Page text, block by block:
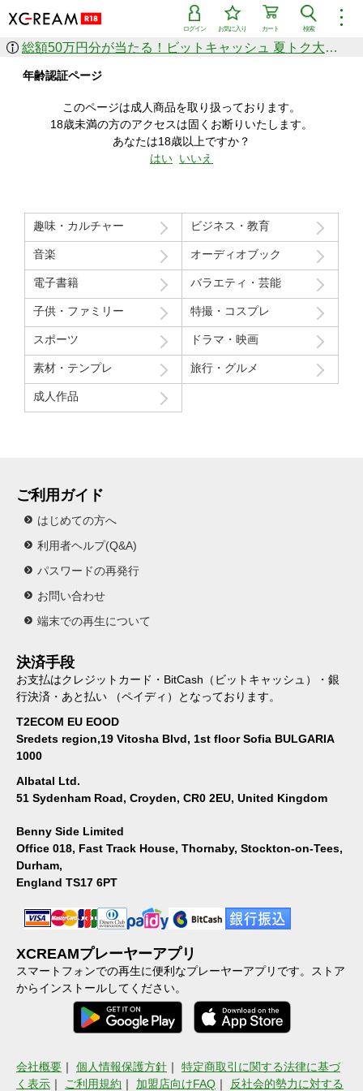
︙
検索
カート
お気に入り
ログイン
作品を探す
ジャンル
シリーズ
人気のセール中商品
新着セール中商品
すべての作品から探す
価格の安い順
価格の高い順
月間ランキング
年間ランキング
総額50万円分が当たる！ビットキャッシュ 夏トク大感謝祭
年齢認証ページ
このページは成人商品を取り扱っております。
18歳未満の方のアクセスは固くお断りいたします。
あなたは18歳以上ですか？
はい いいえ
趣味・カルチャー ビジネス・教育
音楽 オーディオブック
電子書籍 バラエティ・芸能
子供・ファミリー 特撮・コスプレ
スポーツ ドラマ・映画
素材・テンプレ 旅行・グルメ
成人作品
ご利用ガイド
はじめての方へ
利用者ヘルプ(Q&A)
パスワードの再発行
お問い合わせ
端末での再生について
決済手段
お支払はクレジットカード・BitCash（ビットキャッシュ）・銀
行決済・あと払い （ペイディ）となっております。
T2ECOM EU EOOD
Sredets region,19 Vitosha Blvd, 1st floor Sofia BULGARIA
1000
Albatal Ltd.
51 Sydenham Road, Croyden, CR0 2EU, United Kingdom
Benny Side Limited
Office 018, Fast Track House, Thornaby, Stockton-on-Tees,
Durham,
England TS17 6PT
XCREAMプレーヤーアプリ
スマートフォンでの再生に便利なプレーヤーアプリです。ストア
からインストールしてください。
会社概要 ｜ 個人情報保護方針 ｜ 特定商取引に関する法律に基づ
く表示 ｜ ご利用規約 ｜ 加盟店向けFAQ ｜ 反社会的勢力に対する